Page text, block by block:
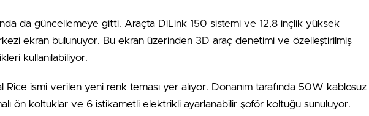
da güncellemeye gitti. Araçta DiLink 150 sistemi ve 12,8 inçlik yüksek
ekran bulunuyor. Bu ekran üzerinden 3D araç denetimi ve özelleştirilmiş
kullanılabiliyor.
Rice ismi verilen yeni renk teması yer alıyor. Donanım tarafında 50W kablosuz
ön koltuklar ve 6 istikametli elektrikli ayarlanabilir şoför koltuğu sunuluyor.